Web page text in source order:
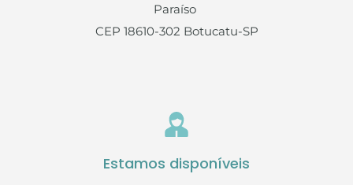
Paraíso
CEP 18610-302 Botucatu-SP
Estamos disponíveis